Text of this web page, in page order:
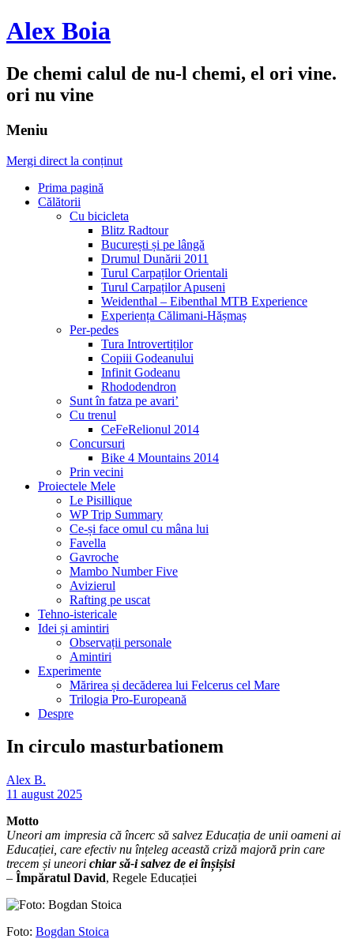
Alex Boia
De chemi calul de nu-l chemi, el ori vine.
ori nu vine
Meniu
Mergi direct la conținut
Prima pagină
Călătorii
Cu bicicleta
Blitz Radtour
București și pe lângă
Drumul Dunării 2011
Turul Carpaților Orientali
Turul Carpaților Apuseni
Weidenthal – Eibenthal MTB Experience
Experiența Călimani-Hășmaș
Per-pedes
Tura Introvertiților
Copiii Godeanului
Infinit Godeanu
Rhododendron
Sunt în fatza pe avari’
Cu trenul
CeFeRelionul 2014
Concursuri
Bike 4 Mountains 2014
Prin vecini
Proiectele Mele
Le Pisillique
WP Trip Summary
Ce-și face omul cu mâna lui
Favella
Gavroche
Mambo Number Five
Avizierul
Rafting pe uscat
Tehno-istericale
Idei și amintiri
Observații personale
Amintiri
Experimente
Mărirea și decăderea lui Felcerus cel Mare
Trilogia Pro-Europeană
Despre
In circulo masturbationem
Alex B.
11 august 2025
Motto
Uneori am impresia că încerc să salvez Educația de unii oameni ai
Educației, care efectiv nu înțeleg această criză majoră prin care
trecem și uneori chiar să-i salvez de ei înșișisi
– Împăratul David, Regele Educației
Foto: Bogdan Stoica